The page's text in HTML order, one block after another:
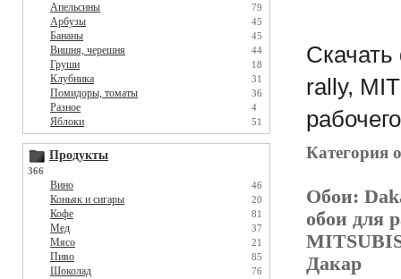
Апельсины 79
Арбузы 45
Бананы 45
Вишня, черешня 44
Груши 18
Клубника 31
Помидоры, томаты 36
Разное 4
Яблоки 51
Продукты
366
Вино 46
Коньяк и сигары 20
Кофе 81
Мед 37
Мясо 21
Пиво 85
Шоколад 76
Скачать
rally,
Категория
Обои:
обои для
Дакар